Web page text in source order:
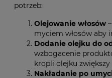
potrzeb:
Olejowanie włosów
myciem włosów aby
Dodanie olejku do
wzbogacenie
kropli olejku zwiększy
Nakładanie po